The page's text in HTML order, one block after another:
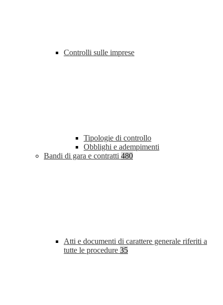
Controlli sulle imprese
Tipologie di controllo
Obblighi e adempimenti
Bandi di gara e contratti 480
Atti e documenti di carattere generale riferiti a
tutte le procedure 35